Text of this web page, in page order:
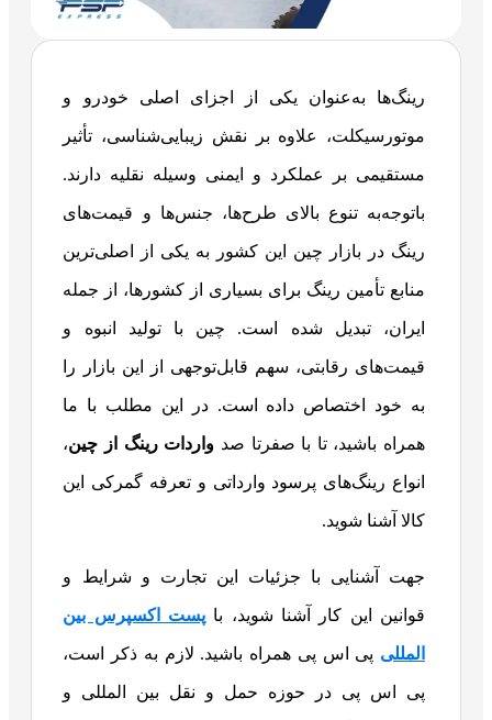
رینگ‌ها به‌عنوان یکی از اجزای اصلی خودرو و
موتورسیکلت، علاوه بر نقش زیبایی‌شناسی، تأثیر
مستقیمی بر عملکرد و ایمنی وسیله نقلیه دارند.
باتوجه‌به تنوع بالای طرح‌ها، جنس‌ها و قیمت‌های
رینگ در بازار چین این کشور به یکی از اصلی‌ترین
منابع تأمین رینگ برای بسیاری از کشورها، از جمله
ایران، تبدیل شده است. چین با تولید انبوه و
قیمت‌های رقابتی، سهم قابل‌توجهی از این بازار را
به خود اختصاص داده است. در این مطلب با ما
همراه باشید، تا با صفرتا صد واردات رینگ از چین،
انواع رینگ‌های پرسود وارداتی و تعرفه گمرکی این
کالا آشنا شوید.
جهت آشنایی با جزئیات این تجارت و شرایط و
قوانین این کار آشنا شوید، با پست اکسپرس بین
المللی پی اس پی همراه باشید. لازم به ذکر است،
پی اس پی در حوزه حمل و نقل بین المللی و